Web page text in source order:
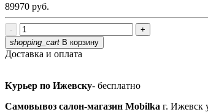
89970 руб.
-
+
shopping_cart В корзину
Доставка и оплата
Курьер по Ижевску- бесплатно
Самовывоз салон-магазин Mobilka г. Ижевск